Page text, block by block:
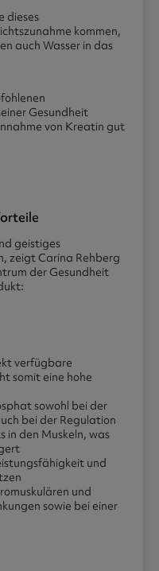
dieses
kommen,
auch Wasser in das
Gesundheit
von Kreatin gut
geistiges
zeigt Carina Rehberg
der Gesundheit
verfügbare
somit eine hohe
sowohl bei der
bei der Regulation
in den Muskeln, was
und
und
sowie bei einer